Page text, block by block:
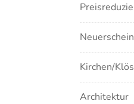
Kirchen/
Architektur